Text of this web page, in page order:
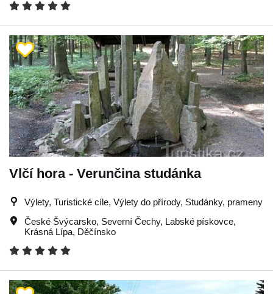
Vlčí hora - Verunčina studánka
Výlety, Turistické cíle, Výlety do přírody, Studánky, prameny
České Švýcarsko, Severní Čechy, Labské pískovce,
Krásná Lípa, Děčínsko